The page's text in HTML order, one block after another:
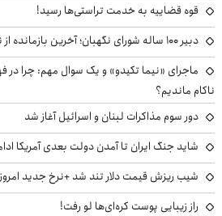
قوه قضاییه به خدمت تراستی‌ها رسید!
دبیر ۱۰۰ ساله شورای نگهبان؛ آخرین بازمانده از نسل نخست انقلاب
ماجرای «نیما تکیدو» و یک سوال مهم: چرا
ناکام ماندیم؟
دور سوم مذاکرات لبنان و اسرائیل آغاز شد
شاید جنگ ایران تا آمدن دولت بعدی آمریکا
شیب ریزش قیمت دلار تند شد +نرخ جدید امروز ۱۵ مرداد
راز زیبایی پوست کره‌ای‌ها لو رفت!